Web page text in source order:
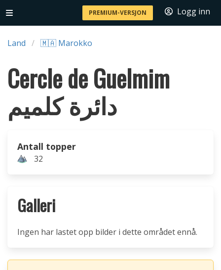
PREMIUM-VERSJON Logg inn
Land 🇲🇦 Marokko
Cercle de Guelmim
دائرة كلميم
Antall topper
32
Galleri
Ingen har lastet opp bilder i dette området ennå.